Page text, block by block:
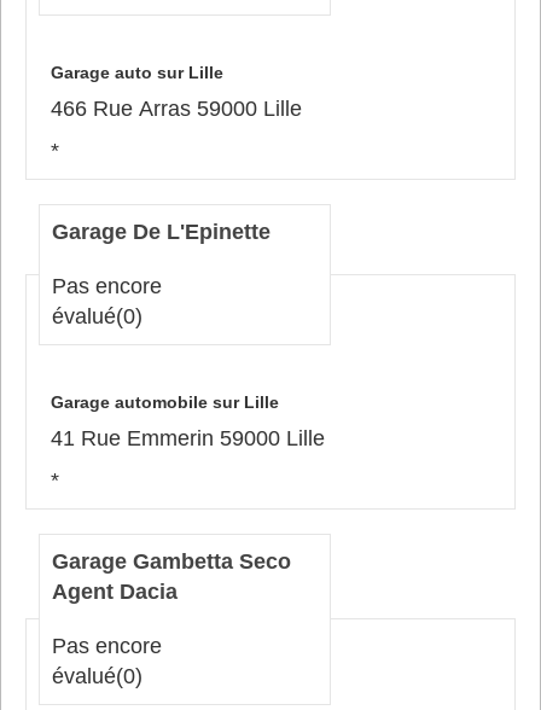
Garage auto sur Lille
466 Rue Arras 59000 Lille
*
Garage De L'Epinette
Pas encore
évalué(0)
Garage automobile sur Lille
41 Rue Emmerin 59000 Lille
*
Garage Gambetta Seco
Agent Dacia
Pas encore
évalué(0)